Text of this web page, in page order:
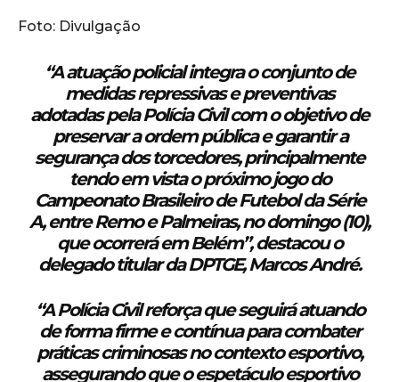
Foto: Divulgação
“A atuação policial integra o conjunto de
medidas repressivas e preventivas
adotadas pela Polícia Civil com o objetivo de
preservar a ordem pública e garantir a
segurança dos torcedores, principalmente
tendo em vista o próximo jogo do
Campeonato Brasileiro de Futebol da Série
A, entre Remo e Palmeiras, no domingo (10),
que ocorrerá em Belém”, destacou o
delegado titular da DPTGE, Marcos André.
“A Polícia Civil reforça que seguirá atuando
de forma firme e contínua para combater
práticas criminosas no contexto esportivo,
assegurando que o espetáculo esportivo